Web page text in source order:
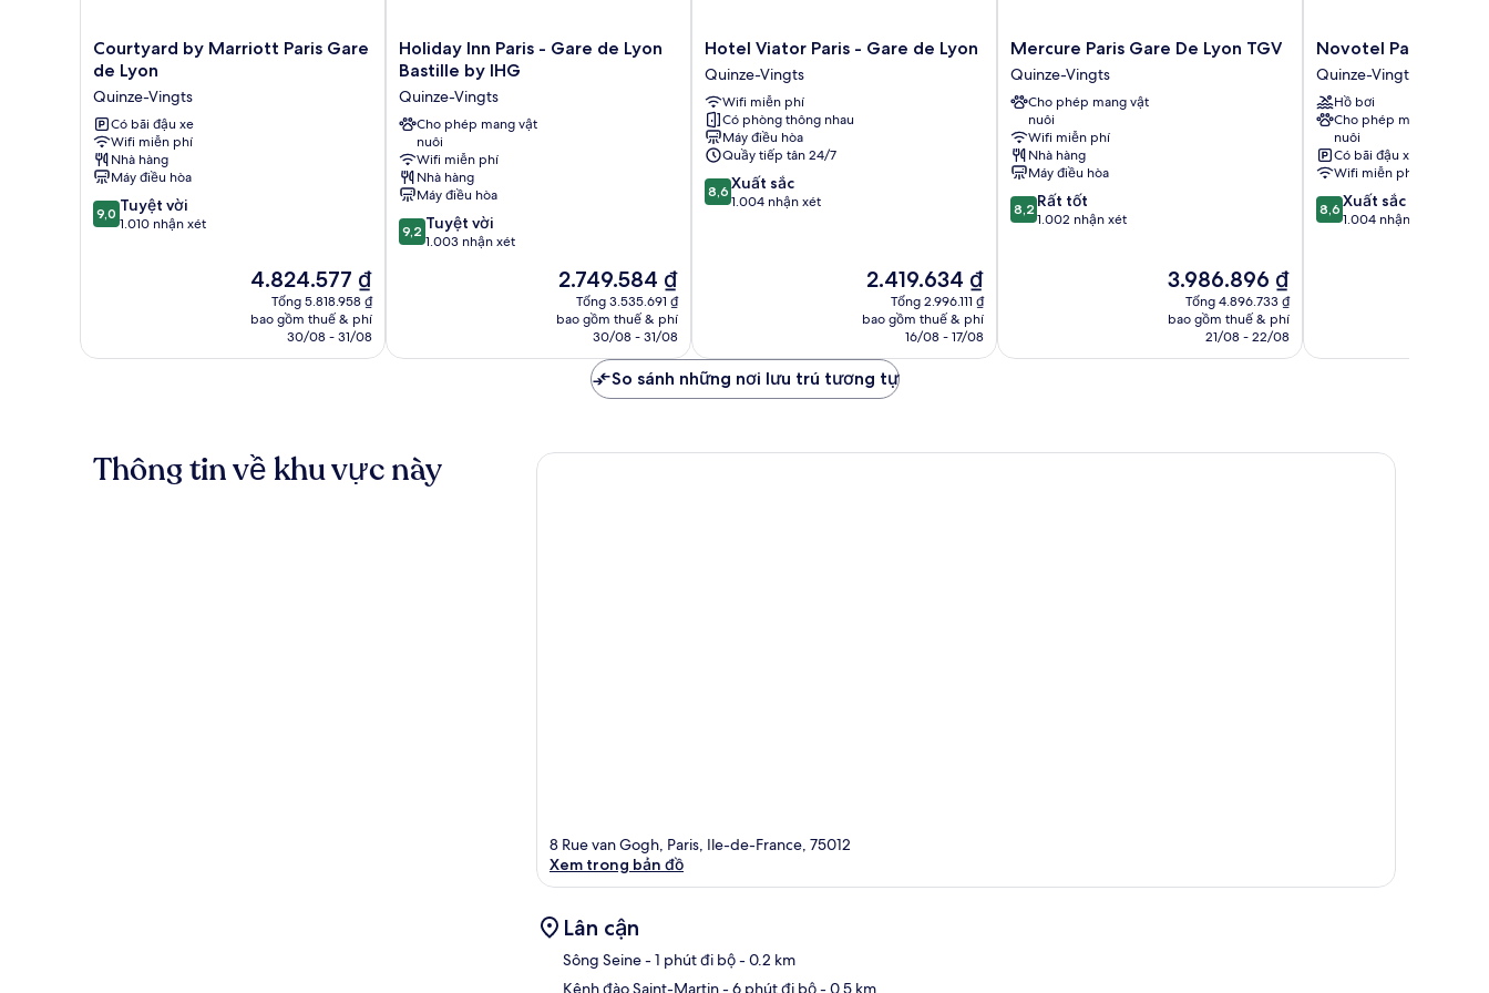
Courtyard
by
Marriott
Paris
Gare
de
Lyon
Quinze-
Vingts
Courtyard by Marriott Paris Gare
de Lyon
Quinze-Vingts
Có bãi đậu xe
Wifi miễn phí
Nhà hàng
Máy điều hòa
9.0
trên
9,0 Tuyệt vời
1.010 nhận xét
Giá
hiện
tại
4.824.577 ₫
4.824.577 ₫
Tổng 5.818.958 ₫
bao gồm thuế & phí
30/08 - 31/08
Holiday
Inn
-
Gare
Lyon
Bastille
by
IHG
Quinze-
Holiday Inn Paris - Gare de Lyon
Bastille by IHG
Quinze-Vingts
Cho phép mang vật
nuôi
Wifi miễn phí
Nhà hàng
Máy điều hòa
9.2
trên
xét
9,2 Tuyệt vời
1.003 nhận xét
Giá
hiện
tại
2.749.584 ₫
2.749.584 ₫
Tổng 3.535.691 ₫
bao gồm thuế & phí
30/08 - 31/08
Hotel
Viator
Paris
-
Gare
de
Lyon
Quinze-
Vingts
Hotel Viator Paris - Gare de Lyon
Quinze-Vingts
Wifi miễn phí
Có phòng thông nhau
Máy điều hòa
Quầy tiếp tân 24/7
8.6
trên
8,6 Xuất sắc
1.004 nhận xét
Giá
hiện
tại
2.419.634 ₫
2.419.634 ₫
Tổng 2.996.111 ₫
bao gồm thuế & phí
16/08 - 17/08
Mercure
Paris
Gare
De
Lyon
TGV
Quinze-
Vingts
Mercure Paris Gare De Lyon TGV
Quinze-Vingts
Cho phép mang vật
nuôi
Wifi miễn phí
Nhà hàng
Máy điều hòa
8.2
trên
8,2 Rất tốt
1.002 nhận xét
Giá
hiện
tại
3.986.896 ₫
3.986.896 ₫
Tổng 4.896.733 ₫
bao gồm thuế & phí
21/08 - 22/08
Novotel
Paris
Gare
De
Lyon
Quinze-
Vingts
Novotel Paris Gare
Quinze-Vingts
Hồ bơi
Cho phép mang vật
nuôi
Có bãi đậu xe
Wifi miễn phí
8.6
trên
8,6 Xuất sắc
1.004 nhận xét
So sánh những nơi lưu trú tương tự
Thông tin về khu vực này
8 Rue van Gogh, Paris, Ile-de-France, 75012
Xem trong bản đồ
Lân cận
Sông Seine- 1 phút đi bộ- 0.2 km
Kênh đào Saint-Martin- 6 phút đi bộ- 0.5 km